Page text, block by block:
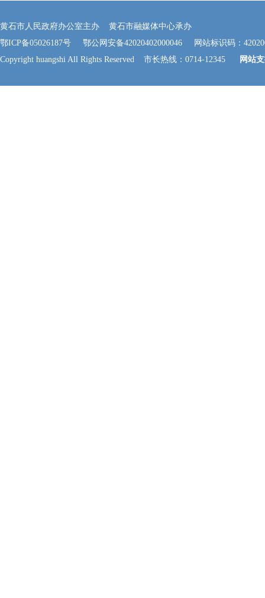
黄石市人民政府办公室主办 黄石市融媒体中心承办
鄂ICP备05026187号
鄂公网安备42020402000046 网站标识码：
Copyright huangshi All Rights Reserved 市长热线：0714-12345
网站